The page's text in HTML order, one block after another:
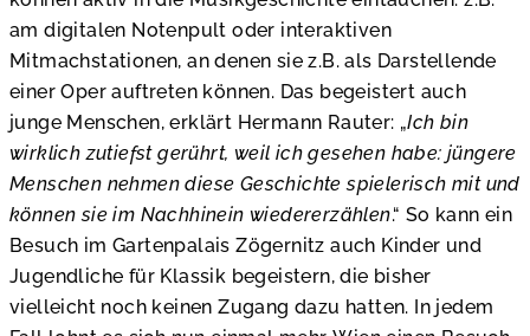
am digitalen Notenpult oder interaktiven
Mitmachstationen, an denen sie z.B. als Darstellende
einer Oper auftreten können. Das begeistert auch
junge Menschen, erklärt Hermann Rauter: „Ich bin
wirklich zutiefst gerührt, weil ich gesehen habe: jüngere
Menschen nehmen diese Geschichte spielerisch mit und
können sie im Nachhinein wiedererzählen.“ So kann ein
Besuch im Gartenpalais Zögernitz auch Kinder und
Jugendliche für Klassik begeistern, die bisher
vielleicht noch keinen Zugang dazu hatten. In jedem